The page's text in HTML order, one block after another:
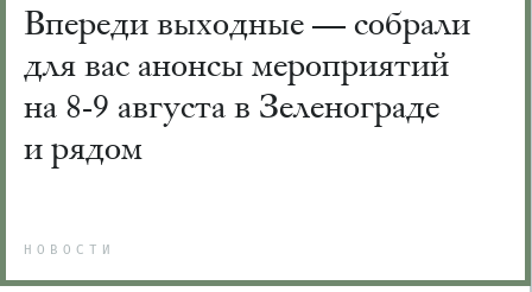
Впереди выходные — собрали
для вас анонсы мероприятий
на 8-9 августа в Зеленограде
и рядом
НОВОСТИ